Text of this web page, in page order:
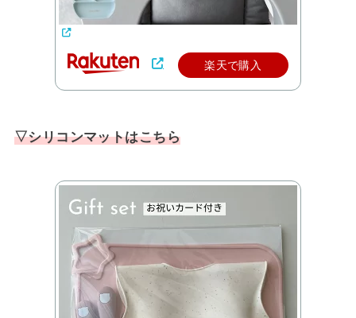
楽天で購入
▽シリコンマットはこちら